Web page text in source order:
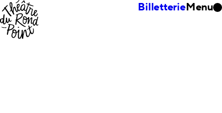
BilletterieMenu